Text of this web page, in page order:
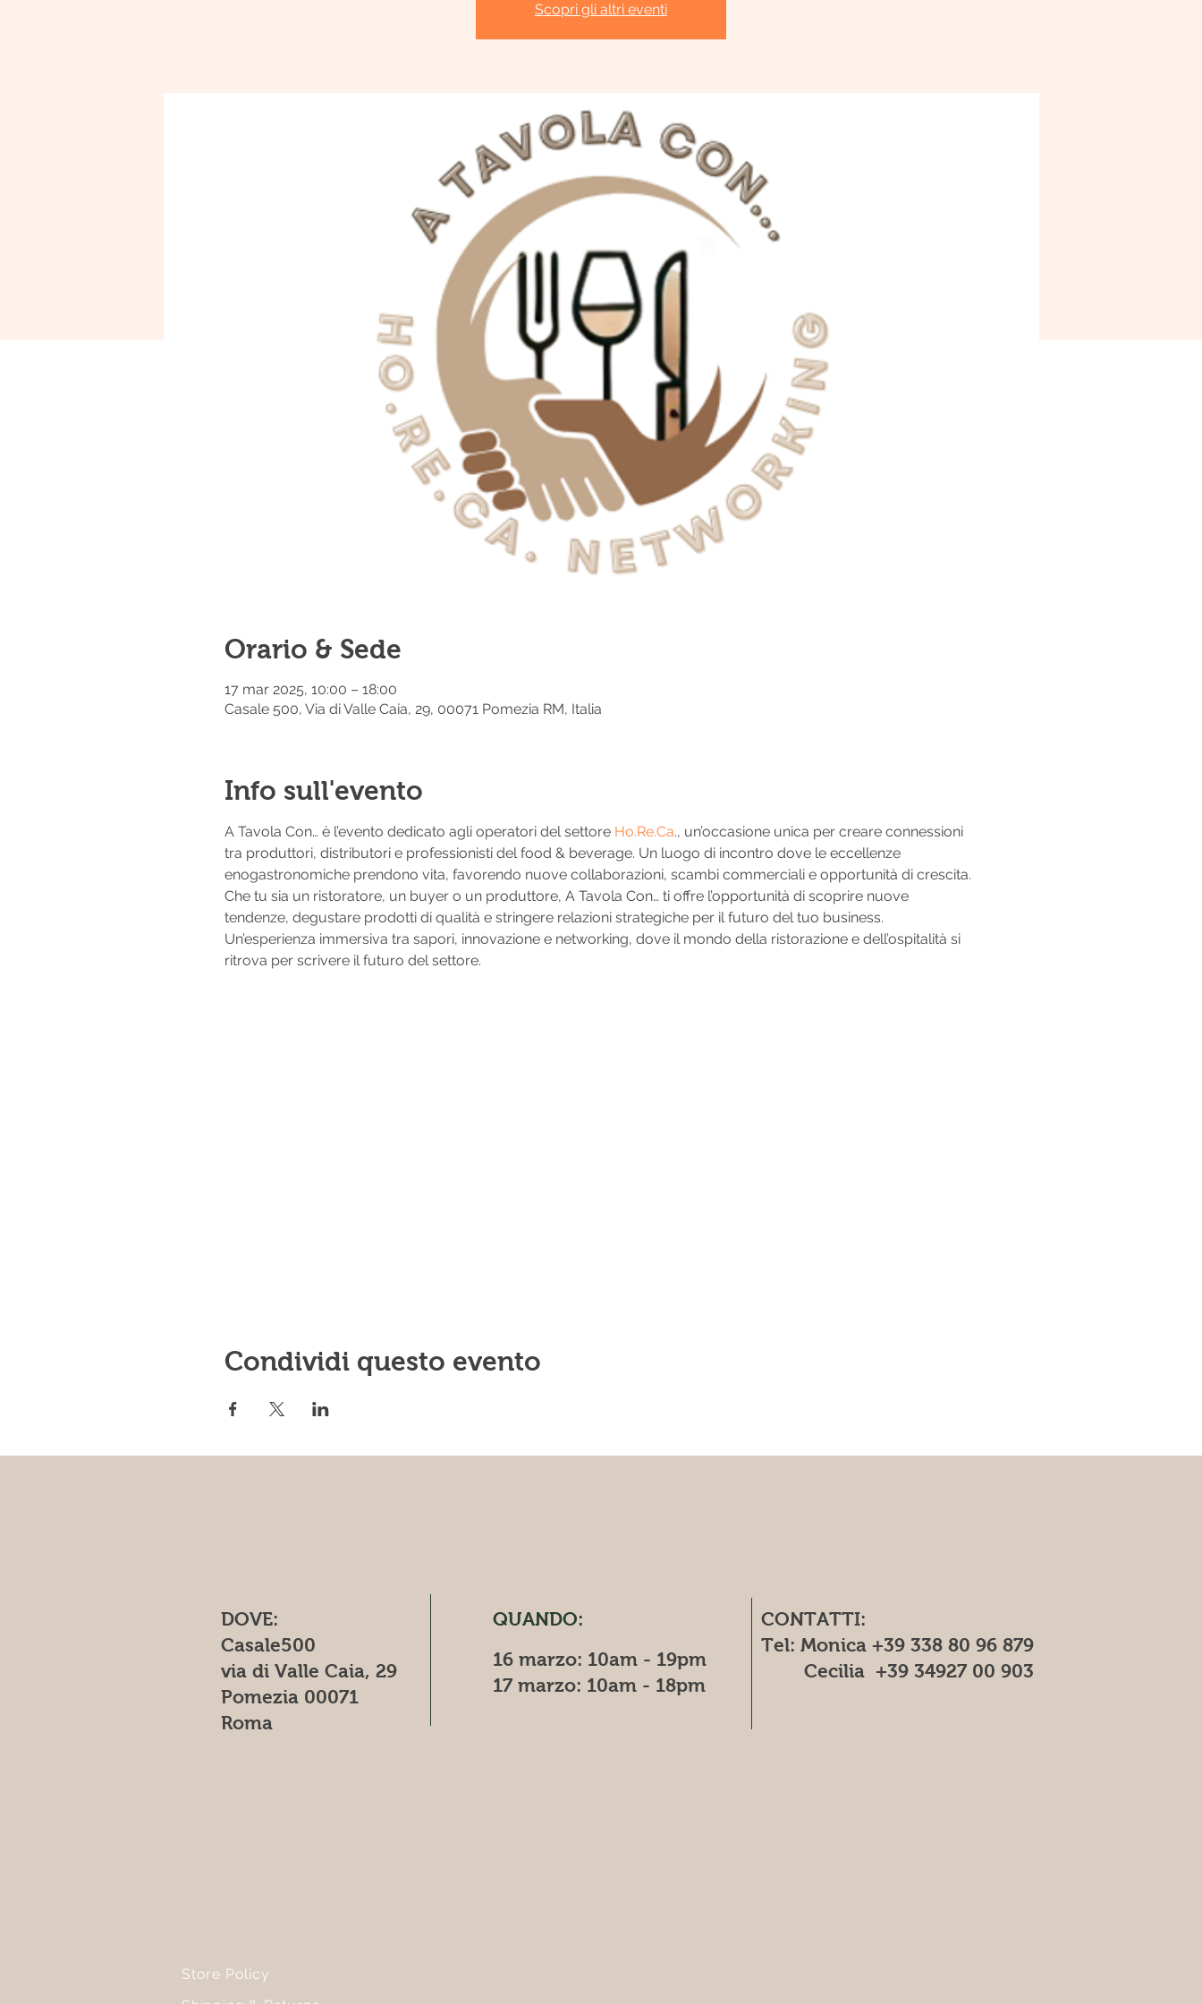
Scopri gli altri eventi
Orario & Sede
17 mar 2025, 10:00 – 18:00
Casale 500, Via di Valle Caia, 29, 00071 Pomezia RM, Italia
Info sull'evento
A Tavola Con… è l’evento dedicato agli operatori del settore Ho.Re.Ca., un’occasione unica per creare connessioni
tra produttori, distributori e professionisti del food & beverage. Un luogo di incontro dove le eccellenze
enogastronomiche prendono vita, favorendo nuove collaborazioni, scambi commerciali e opportunità di crescita.
Che tu sia un ristoratore, un buyer o un produttore, A Tavola Con… ti offre l’opportunità di scoprire nuove
tendenze, degustare prodotti di qualità e stringere relazioni strategiche per il futuro del tuo business.
Un’esperienza immersiva tra sapori, innovazione e networking, dove il mondo della ristorazione e dell’ospitalità si
ritrova per scrivere il futuro del settore.
Condividi questo evento
DOVE:
Casale500
via di Valle Caia, 29
Pomezia 00071
Roma
CONTATTI:
Tel: Monica +39 338 80 96 879
Cecilia +39 34927 00 903
QUANDO:
16 marzo: 10am - 19pm
​​17 marzo: 10am - 18pm
Store Policy